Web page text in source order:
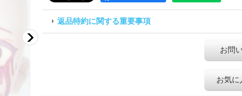
返品特約に関する重要事項
お問
お気に